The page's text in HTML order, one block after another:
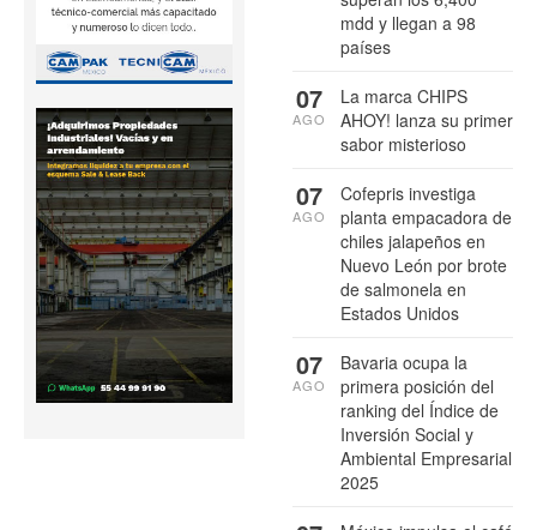
mdd y llegan a 98
países
La marca CHIPS
AHOY! lanza su primer
sabor misterioso
07
AGO
Cofepris investiga
planta empacadora de
chiles jalapeños en
Nuevo León por brote
de salmonela en
Estados Unidos
07
AGO
Bavaria ocupa la
primera posición del
ranking del Índice de
Inversión Social y
Ambiental Empresarial
2025
07
AGO